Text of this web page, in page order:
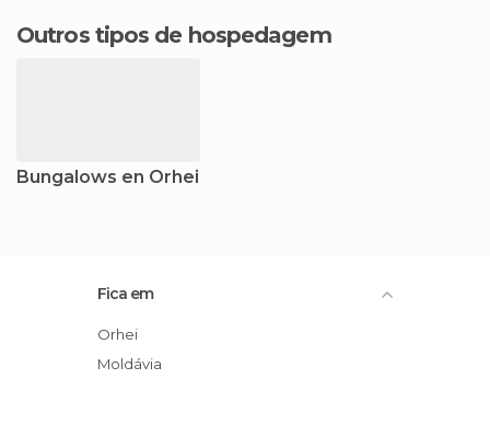
Outros tipos de hospedagem
Bungalows en Orhei
Fica em
Orhei
Moldávia